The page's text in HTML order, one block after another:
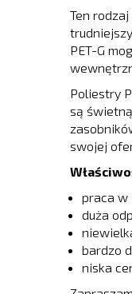
Ten
PET-G
Poliestry
są
swojej
praca w
duża
bardzo
niska